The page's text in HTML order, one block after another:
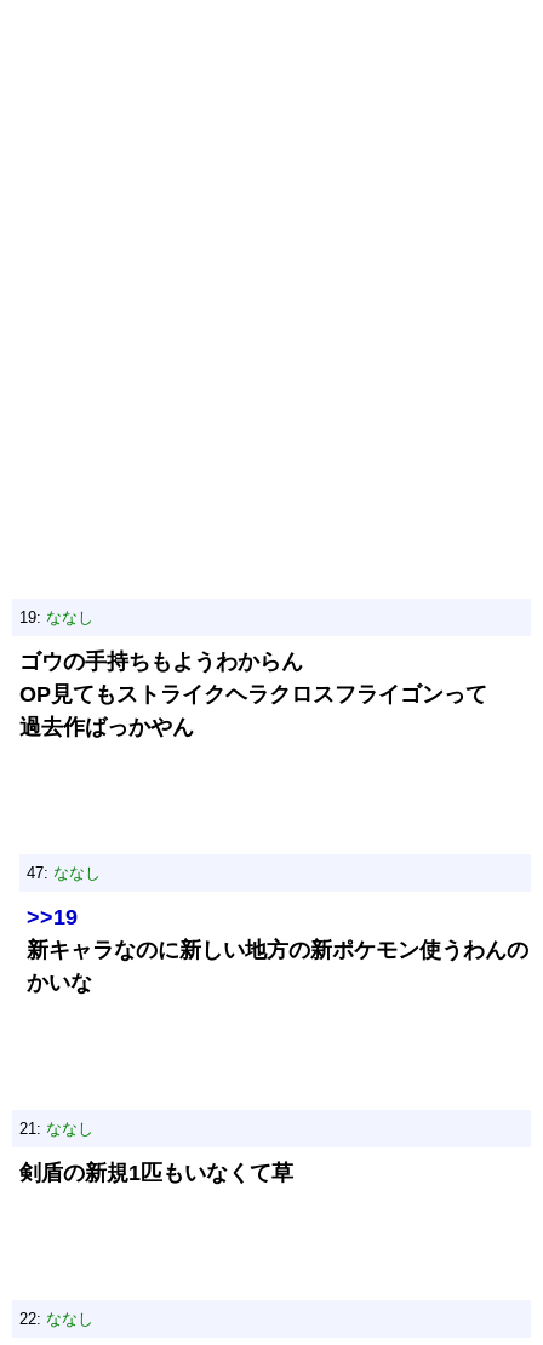
19: ななし
ゴウの手持ちもようわからん
OP見てもストライクヘラクロスフライゴンって
過去作ばっかやん
47: ななし
>>19
新キャラなのに新しい地方の新ポケモン使うわんの
かいな
21: ななし
剣盾の新規1匹もいなくて草
22: ななし